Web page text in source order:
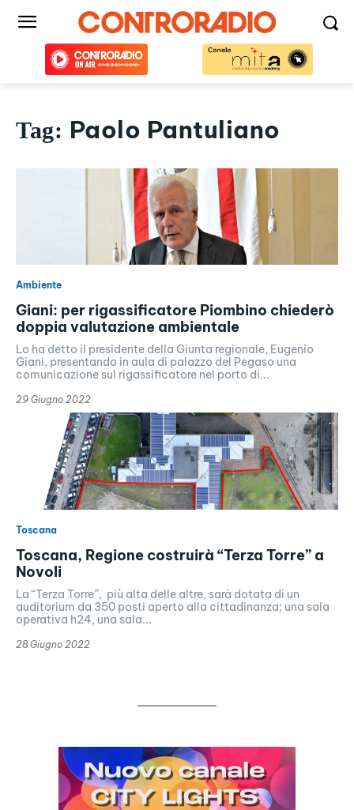
Tag: Paolo Pantuliano
Ambiente
Giani: per rigassificatore Piombino chiederò
doppia valutazione ambientale
Lo ha detto il presidente della Giunta regionale, Eugenio
Giani, presentando in aula di palazzo del Pegaso una
comunicazione sul rigassificatore nel porto di...
29 Giugno 2022
Toscana
Toscana, Regione costruirà “Terza Torre” a
Novoli
La “Terza Torre”, più alta delle altre, sarà dotata di un
auditorium da 350 posti aperto alla cittadinanza; una sala
operativa h24, una sala...
28 Giugno 2022